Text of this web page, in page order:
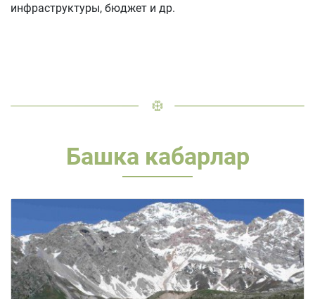
инфраструктуры, бюджет и др.
Башка кабарлар